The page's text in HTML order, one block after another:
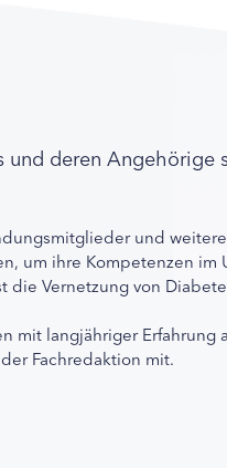
deren Angehörige
und
um ihre Kompetenzen im
die Vernetzung von
mit langjähriger Erfahrung
Fachredaktion mit.